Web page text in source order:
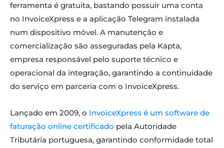
ferramenta é gratuita, bastando possuir uma conta
no InvoiceXpress e a aplicação Telegram instalada
num dispositivo móvel. A manutenção e
comercialização são asseguradas pela Kapta,
empresa responsável pelo suporte técnico e
operacional da integração, garantindo a continuidade
do serviço em parceria com o InvoiceXpress.
Lançado em 2009, o InvoiceXpress é um software de
faturação online certificado pela Autoridade
Tributária portuguesa, garantindo conformidade total